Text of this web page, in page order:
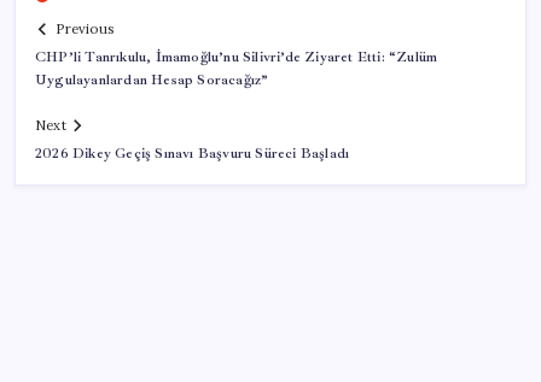
Previous
CHP’li Tanrıkulu, İmamoğlu’nu Silivri’de Ziyaret Etti: “Zulüm
Uygulayanlardan Hesap Soracağız”
Next
2026 Dikey Geçiş Sınavı Başvuru Süreci Başladı